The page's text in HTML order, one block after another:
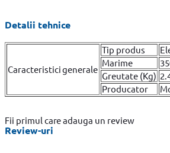
Detalii tehnice
Caracteristici generale
Tip produs
Marime
Greutate (Kg)
Producator
Fii primul care adauga un review
Review-uri